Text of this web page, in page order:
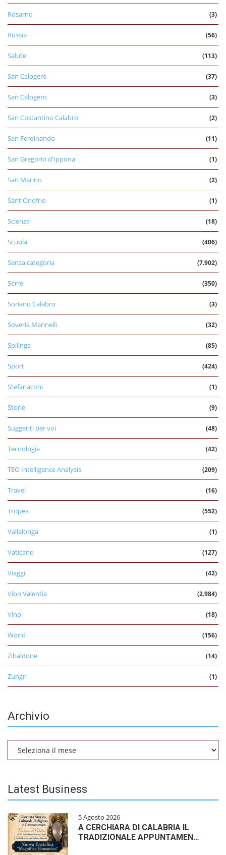
Rosarno (3)
Russia (56)
Salute (113)
San Calogero (37)
San Calogero (3)
San Costantino Calabro (2)
San Ferdinando (11)
San Gregorio d'Ippona (1)
San Marino (2)
Sant'Onofrio (1)
Scienza (18)
Scuola (406)
Senza categoria (7.902)
Serre (350)
Soriano Calabro (3)
Soveria Mannelli (32)
Spilinga (85)
Sport (424)
Stefanaconi (1)
Storie (9)
Suggeriti per voi (48)
Tecnologia (42)
TEO Intelligence Analysis (209)
Travel (16)
Tropea (552)
Vallelonga (1)
Vaticano (127)
Viaggi (42)
Vibo Valentia (2.984)
Vino (18)
World (156)
Zibaldone (14)
Zungri (1)
Archivio
Latest Business
5 Agosto 2026
A CERCHIARA DI CALABRIA IL
TRADIZIONALE APPUNTAMEN…